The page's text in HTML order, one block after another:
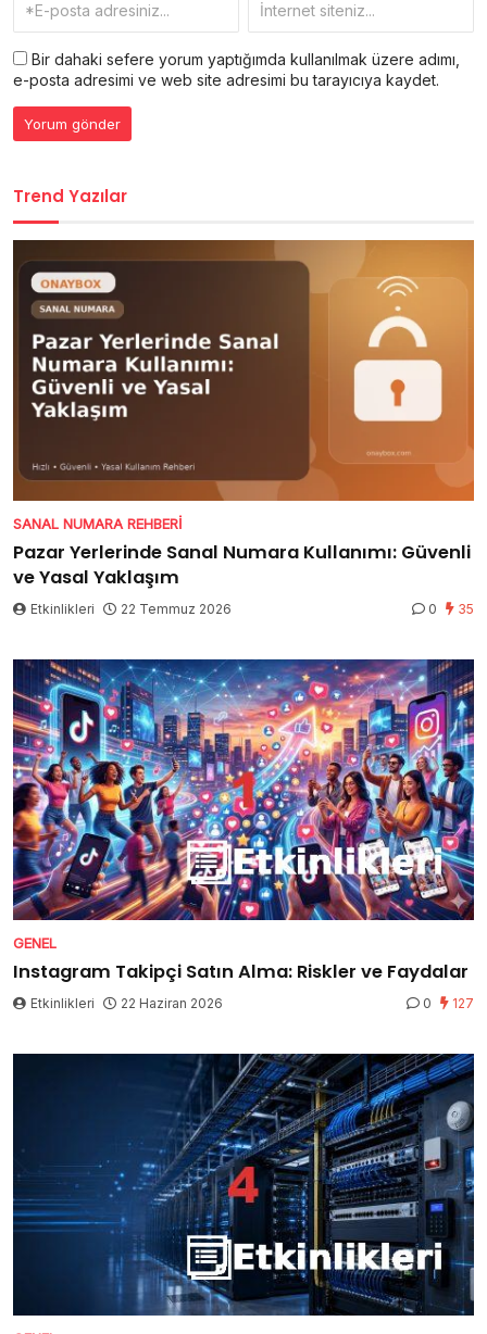
Bir dahaki sefere yorum yaptığımda kullanılmak üzere adımı,
e-posta adresimi ve web site adresimi bu tarayıcıya kaydet.
Trend Yazılar
SANAL NUMARA REHBERI
Pazar Yerlerinde Sanal Numara Kullanımı: Güvenli
ve Yasal Yaklaşım
Etkinlikleri 22 Temmuz 2026 0 35
GENEL
Instagram Takipçi Satın Alma: Riskler ve Faydalar
Etkinlikleri 22 Haziran 2026 0 127